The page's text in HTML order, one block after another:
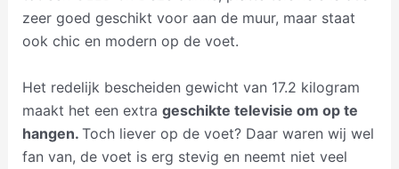
zeer goed geschikt voor aan de muur, maar staat
ook chic en modern op de voet.
Het redelijk bescheiden gewicht van 17.2 kilogram
maakt het een extra geschikte televisie om op te
hangen. Toch liever op de voet? Daar waren wij wel
fan van, de voet is erg stevig en neemt niet veel